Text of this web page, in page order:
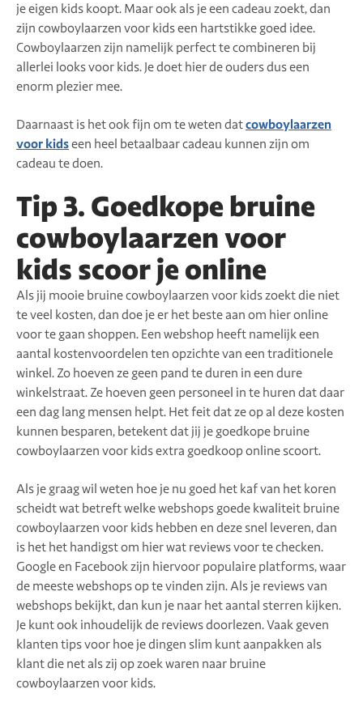
je eigen kids koopt. Maar ook als je een cadeau zoekt, dan
zijn cowboylaarzen voor kids een hartstikke goed idee.
Cowboylaarzen zijn namelijk perfect te combineren bij
allerlei looks voor kids. Je doet hier de ouders dus een
enorm plezier mee.
Daarnaast is het ook fijn om te weten datcowboylaarzen
voor kidseen heel betaalbaar cadeau kunnen zijn om
cadeau te doen.
Tip 3. Goedkope bruine
cowboylaarzen voor
kids scoor je online
Als jij mooie bruine cowboylaarzen voor kids zoekt die niet
te veel kosten, dan doe je er het beste aan om hier online
voor te gaan shoppen. Een webshop heeft namelijk een
aantal kostenvoordelen ten opzichte van een traditionele
winkel. Zo hoeven ze geen pand te duren in een dure
winkelstraat. Ze hoeven geen personeel in te huren dat daar
een dag lang mensen helpt. Het feit dat ze op al deze kosten
kunnen besparen, betekent dat jij je goedkope bruine
cowboylaarzen voor kids extra goedkoop online scoort.
Als je graag wil weten hoe je nu goed het kaf van het koren
scheidt wat betreft welke webshops goede kwaliteit bruine
cowboylaarzen voor kids hebben en deze snel leveren, dan
is het het handigst om hier wat reviews voor te checken.
Google en Facebook zijn hiervoor populaire platforms, waar
de meeste webshops op te vinden zijn. Als je reviews van
webshops bekijkt, dan kun je naar het aantal sterren kijken.
Je kunt ook inhoudelijk de reviews doorlezen. Vaak geven
klanten tips voor hoe je dingen slim kunt aanpakken als
klant die net als zij op zoek waren naar bruine
cowboylaarzen voor kids.